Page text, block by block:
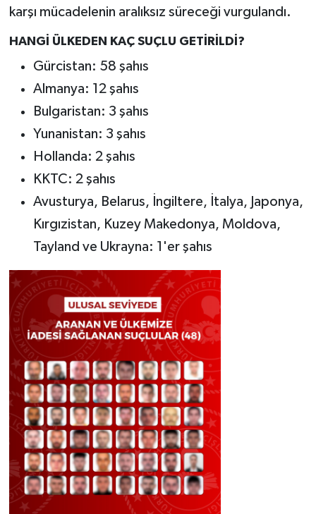
karşı mücadelenin aralıksız süreceği vurgulandı.
HANGİ ÜLKEDEN KAÇ SUÇLU GETİRİLDİ?
Gürcistan: 58 şahıs
Almanya: 12 şahıs
Bulgaristan: 3 şahıs
Yunanistan: 3 şahıs
Hollanda: 2 şahıs
KKTC: 2 şahıs
Avusturya, Belarus, İngiltere, İtalya, Japonya,
Kırgızistan, Kuzey Makedonya, Moldova,
Tayland ve Ukrayna: 1'er şahıs